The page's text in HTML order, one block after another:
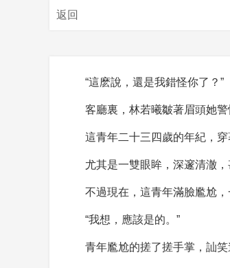
返回
“這麽說，還是我錯怪你了？”
客廳裏，林若曦皺著眉頭她
這青年二十三四歲的年紀，穿
尤其是一雙眼眸，深邃清澈
不過現在，這青年滿臉尷尬，
“我想，應該是的。”
青年尷尬的搓了搓手掌，訕笑